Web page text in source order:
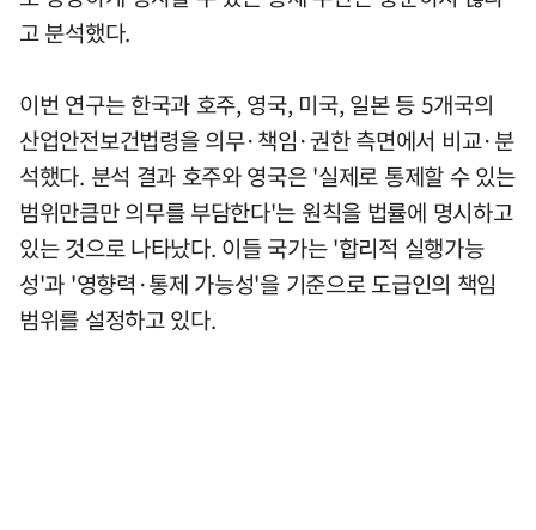
고 분석했다.
이번 연구는 한국과 호주, 영국, 미국, 일본 등 5개국의
산업안전보건법령을 의무·책임·권한 측면에서 비교·분
석했다. 분석 결과 호주와 영국은 '실제로 통제할 수 있는
범위만큼만 의무를 부담한다'는 원칙을 법률에 명시하고
있는 것으로 나타났다. 이들 국가는 '합리적 실행가능
성'과 '영향력·통제 가능성'을 기준으로 도급인의 책임
범위를 설정하고 있다.